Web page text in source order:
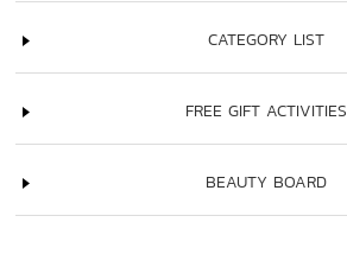
CATEGORY LIST
FREE GIFT ACTIVITIES
BEAUTY BOARD